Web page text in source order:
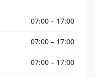
07:00 – 17:00
07:00 – 17:00
07:00 – 17:00